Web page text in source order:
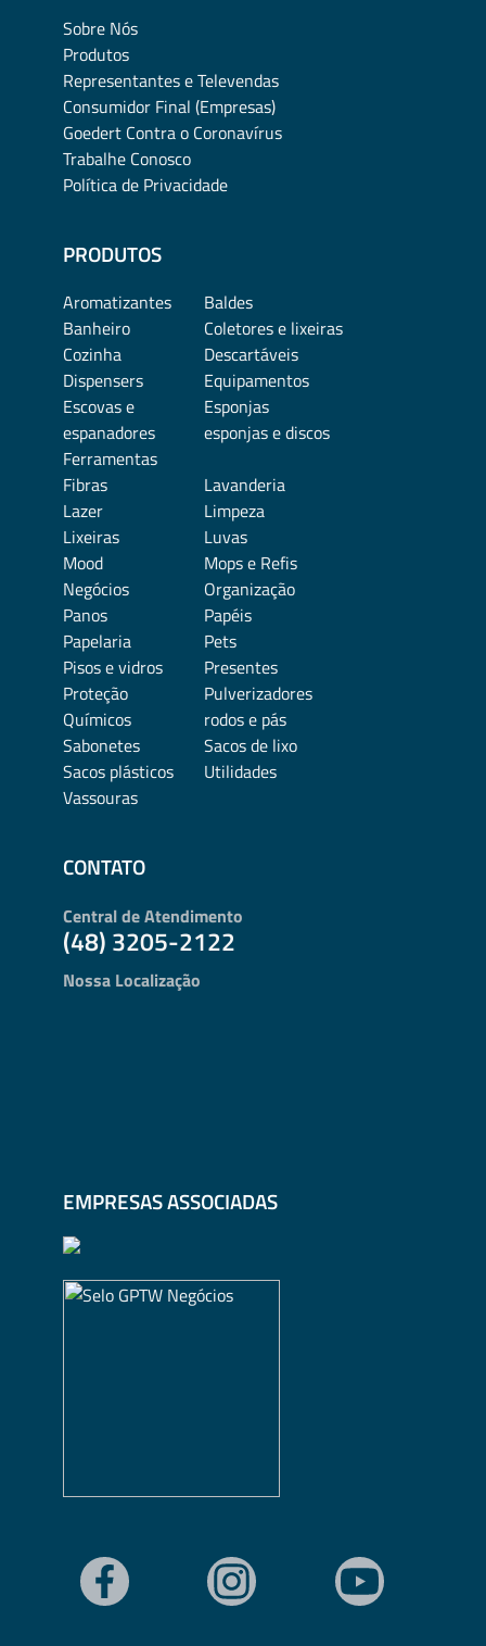
Sobre Nós
Produtos
Representantes e Televendas
Consumidor Final (Empresas)
Goedert Contra o Coronavírus
Trabalhe Conosco
Política de Privacidade
PRODUTOS
Aromatizantes
Baldes
Banheiro
Coletores e lixeiras
Cozinha
Descartáveis
Dispensers
Equipamentos
Escovas e
espanadores
Esponjas
esponjas e discos
Ferramentas
Fibras
Lavanderia
Lazer
Limpeza
Lixeiras
Luvas
Mood
Mops e Refis
Negócios
Organização
Panos
Papéis
Papelaria
Pets
Pisos e vidros
Presentes
Proteção
Pulverizadores
Químicos
rodos e pás
Sabonetes
Sacos de lixo
Sacos plásticos
Utilidades
Vassouras
CONTATO
Central de Atendimento
(48) 3205-2122
Nossa Localização
EMPRESAS ASSOCIADAS